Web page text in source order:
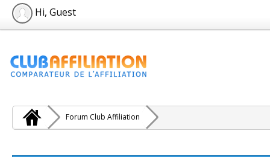
Hi, Guest
Forum Club Affiliation